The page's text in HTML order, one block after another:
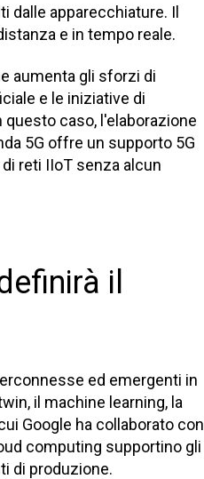
dalle apparecchiature. Il
e in tempo reale.
aumenta gli sforzi di
e le iniziative di
caso, l'elaborazione
5G offre un supporto 5G
reti IIoT senza alcun
il
ed emergenti in
il machine learning, la
Google ha collaborato con
computing supportino gli
di produzione.